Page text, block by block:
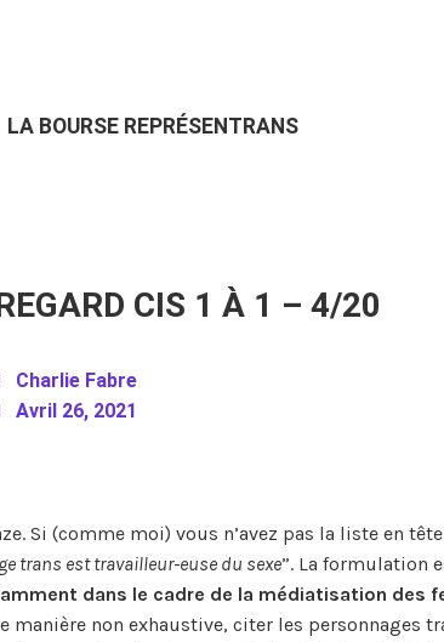
LA BOURSE REPRÉSENTRANS
CIS 1 À 1 – 4/20
Charlie Fabre
Avril 26, 2021
Si (comme moi) vous n’avez pas la liste en
trans est travailleur-euse du sexe”. La formulation
dans le cadre de la médiatisation des
manière non exhaustive, citer les personnages